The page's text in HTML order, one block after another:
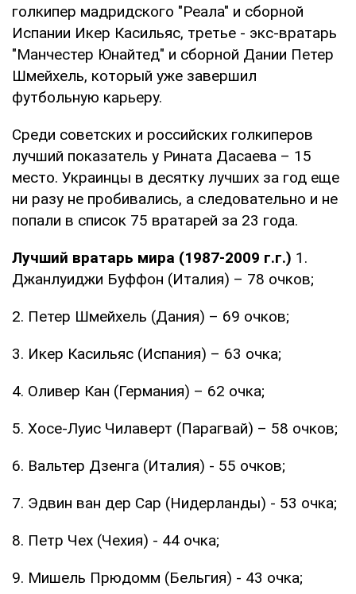
голкипер мадридского "Реала" и сборной
Испании Икер Касильяс, третье - экс-вратарь
"Манчестер Юнайтед" и сборной Дании Петер
Шмейхель, который уже завершил
футбольную карьеру.
Среди советских и российских голкиперов
лучший показатель у Рината Дасаева – 15
место. Украинцы в десятку лучших за год еще
ни разу не пробивались, а следовательно и не
попали в список 75 вратарей за 23 года.
Лучший вратарь мира (1987-2009 г.г.) 1.
Джанлуиджи Буффон (Италия) – 78 очков;
2. Петер Шмейхель (Дания) – 69 очков;
3. Икер Касильяс (Испания) – 63 очка;
4. Оливер Кан (Германия) – 62 очка;
5. Хосе-Луис Чилаверт (Парагвай) – 58 очков;
6. Вальтер Дзенга (Италия) - 55 очков;
7. Эдвин ван дер Сар (Нидерланды) - 53 очка;
8. Петр Чех (Чехия) - 44 очка;
9. Мишель Прюдомм (Бельгия) - 43 очка;